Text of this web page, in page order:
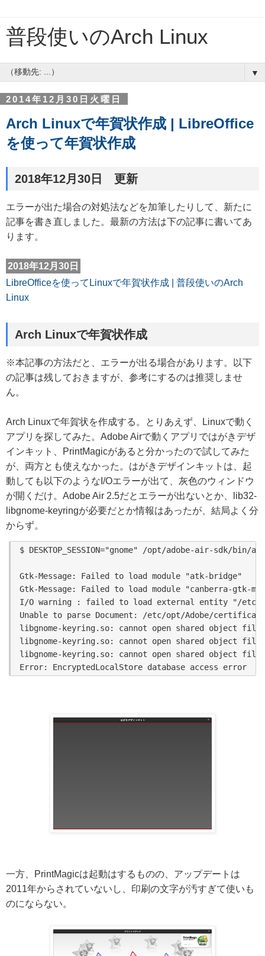
普段使いのArch Linux
▼
2014年12月30日火曜日
Arch Linuxで年賀状作成 | LibreOffice
を使って年賀状作成
2018年12月30日 更新
エラーが出た場合の対処法などを加筆したりして、新たに
記事を書き直しました。最新の方法は下の記事に書いてあ
ります。
2018年12月30日
LibreOfficeを使ってLinuxで年賀状作成 | 普段使いのArch
Linux
Arch Linuxで年賀状作成
※本記事の方法だと、エラーが出る場合があります。以下
の記事は残しておきますが、参考にするのは推奨しませ
ん。
Arch Linuxで年賀状を作成する。とりあえず、Linuxで動く
アプリを探してみた。Adobe Airで動くアプリではがきデザ
インキット、PrintMagicがあると分かったので試してみた
が、両方とも使えなかった。はがきデザインキットは、起
動しても以下のようなI/Oエラーが出て、灰色のウィンドウ
が開くだけ。Adobe Air 2.5だとエラーが出ないとか、lib32-
libgnome-keyringが必要だとか情報はあったが、結局よく分
からず。
$ DESKTOP_SESSION="gnome" /opt/adobe-air-sdk/
Gtk-Message: Failed to load module "atk-bridge"
Gtk-Message: Failed to load module "canberra-gtk-
I/O warning : failed to load external entity "/etc/
Unable to parse Document: /etc/opt/Adobe/
libgnome-keyring.so: cannot open shared object
libgnome-keyring.so: cannot open shared object
libgnome-keyring.so: cannot open shared object
一方、PrintMagicは起動はするものの、アップデートは
2011年からされていないし、印刷の文字が汚すぎて使いも
のにならない。